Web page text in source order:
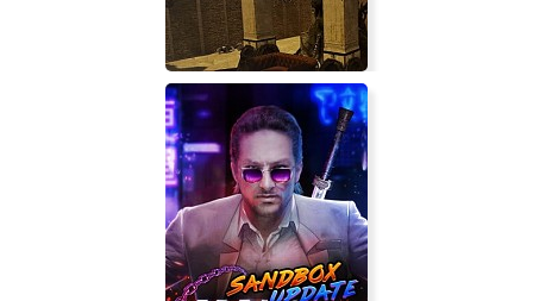
Damn, what was yesterday?